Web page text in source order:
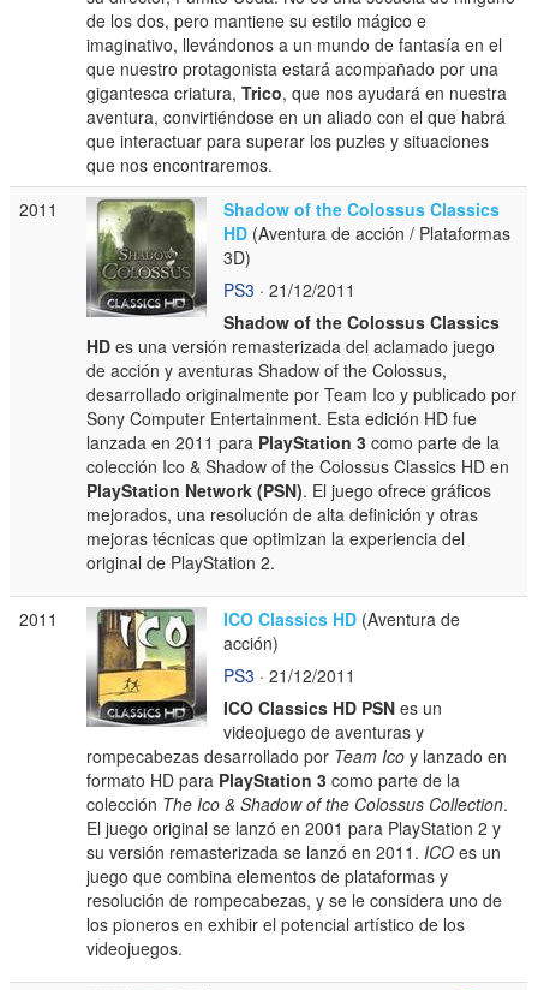
de los dos, pero mantiene su estilo mágico e
imaginativo, llevándonos a un mundo de fantasía en el
que nuestro protagonista estará acompañado por una
gigantesca criatura,Trico, que nos ayudará en nuestra
aventura, convirtiéndose en un aliado con el que habrá
que interactuar para superar los puzles y situaciones
que nos encontraremos.
2011
Shadow of the Colossus Classics
HD (Aventura de acción / Plataformas
3D)
PS3 · 21/12/2011
Shadow of the Colossus Classics
HD es una versión remasterizada del aclamado juego
de acción y aventuras Shadow of the Colossus,
desarrollado originalmente por Team Ico y publicado por
Sony Computer Entertainment. Esta edición HD fue
lanzada en 2011 para PlayStation 3 como parte de la
colección Ico & Shadow of the Colossus Classics HD en
PlayStation Network (PSN). El juego ofrece gráficos
mejorados, una resolución de alta definición y otras
mejoras técnicas que optimizan la experiencia del
original de PlayStation 2.
2011 ICO Classics HD (Aventura de
acción)
PS3 · 21/12/2011
ICO Classics HD PSN es un
videojuego de aventuras y
rompecabezas desarrollado por Team Ico y lanzado en
formato HD para PlayStation 3 como parte de la
colección The Ico & Shadow of the Colossus Collection.
El juego original se lanzó en 2001 para PlayStation 2 y
su versión remasterizada se lanzó en 2011. ICO es un
juego que combina elementos de plataformas y
resolución de rompecabezas, y se le considera uno de
los pioneros en exhibir el potencial artístico de los
videojuegos.